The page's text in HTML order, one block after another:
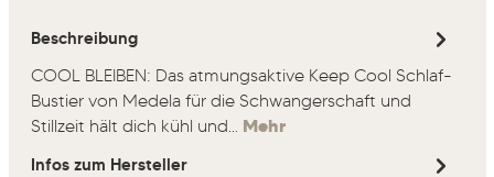
Beschreibung
COOL BLEIBEN: Das atmungsaktive Keep Cool Schlaf-
Bustier von Medela für die Schwangerschaft und
Stillzeit hält dich kühl und… Mehr
Infos zum Hersteller